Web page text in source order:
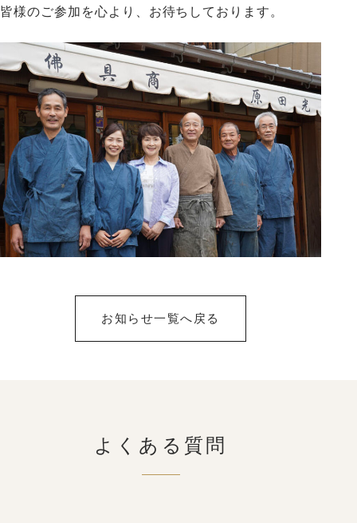
皆様のご参加を心より、お待ちしております。
お知らせ一覧へ戻る
よくある質問